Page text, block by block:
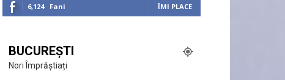
6,124 Fani ÎMI PLACE
BUCUREȘTI
Nori Împrăștiați